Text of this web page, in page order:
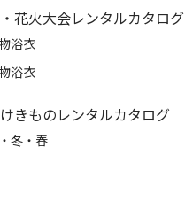
花火大会レンタルカタログ
浴衣
浴衣
きものレンタルカタログ
冬・春